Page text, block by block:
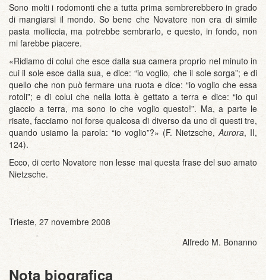
Sono molti i rodomonti che a tutta prima sembrerebbero in grado
di mangiarsi il mondo. So bene che Novatore non era di simile
pasta molliccia, ma potrebbe sembrarlo, e questo, in fondo, non
mi farebbe piacere.
«Ridiamo di colui che esce dalla sua camera proprio nel minuto in
cui il sole esce dalla sua, e dice: “io voglio, che il sole sorga”; e di
quello che non può fermare una ruota e dice: “io voglio che essa
rotoli”; e di colui che nella lotta è gettato a terra e dice: “io qui
giaccio a terra, ma sono io che voglio questo!”. Ma, a parte le
risate, facciamo noi forse qualcosa di diverso da uno di questi tre,
quando usiamo la parola: “io voglio”?» (F. Nietzsche, Aurora, II,
124).
Ecco, di certo Novatore non lesse mai questa frase del suo amato
Nietzsche.
Trieste, 27 novembre 2008
Alfredo M. Bonanno
Nota biografica